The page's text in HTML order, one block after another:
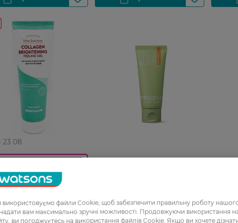
23 08
гель Shincos.Lab з
мл
ГРН
34,99
файли Cookie, щоб забезпечити правильну роботу
вам максимально зручні можливості. Продовжуючи використання
ви погоджуєтесь на використання файлів Cookie. Якщо ви хочете